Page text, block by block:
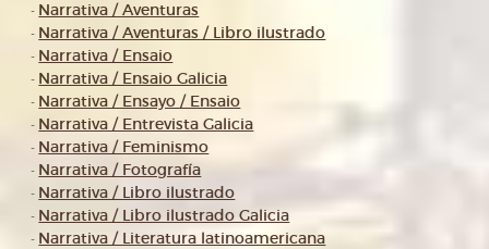
- Narrativa / Aventuras
- Narrativa / Aventuras / Libro ilustrado
- Narrativa / Ensaio
- Narrativa / Ensaio Galicia
- Narrativa / Ensayo / Ensaio
- Narrativa / Entrevista Galicia
- Narrativa / Feminismo
- Narrativa / Fotografía
- Narrativa / Libro ilustrado
- Narrativa / Libro ilustrado Galicia
- Narrativa / Literatura latinoamericana